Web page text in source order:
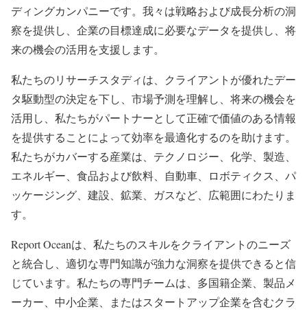
ディングカンパニーです。我々は戦略および成長分析の洞
察を提供し、企業の目標達成に必要なデータを提供し、将
来の機会の活用を支援します。
私たちのリサーチスタディは、クライアントが優れたデー
タ駆動型の決定を下し、市場予測を理解し、将来の機会を
活用し、私たちがパートナーとして正確で価値のある情報
を提供することによって効率を最適化するのを助けます。
私たちがカバーする産業は、テクノロジー、化学、製造、
エネルギー、食品および飲料、自動車、ロボティクス、パ
ッケージング、建設、鉱業、ガスなど、広範囲にわたりま
す。
Report Oceanは、私たちのスキルをクライアントのニーズ
と統合し、適切な専門知識が強力な洞察を提供できると信
じています。私たちの専門チームは、多国籍企業、製品メ
ーカー、中小企業、またはスタートアップ企業を含むクラ